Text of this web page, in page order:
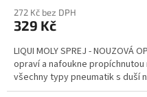
272 Kč bez DPH
329 Kč
LIQUI MOLY SPREJ - NOUZOVÁ
opraví a nafoukne
všechny typy pneumatik s duší